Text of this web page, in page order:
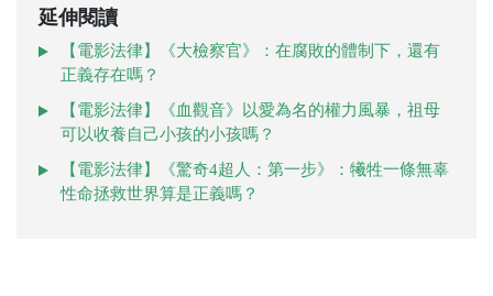
延伸閱讀
【電影法律】《大檢察官》：在腐敗的體制下，還有
正義存在嗎？
【電影法律】《血觀音》以愛為名的權力風暴，祖母
可以收養自己小孩的小孩嗎？
【電影法律】《驚奇4超人：第一步》：犧牲一條無辜
性命拯救世界算是正義嗎？